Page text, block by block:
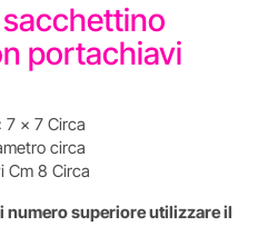
portachiavi
7 x 7 Circa
circa
Cm 8 Circa
numero superiore utilizzare il